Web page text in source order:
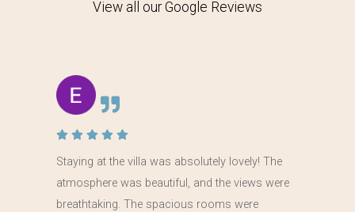
View all our Google Reviews
Staying at the villa was absolutely lovely! The
atmosphere was beautiful, and the views were
breathtaking. The spacious rooms were